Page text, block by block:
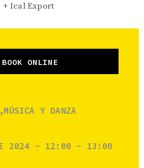
+ Ical Export
BOOK ONLINE
Y DANZA
2024 - 12:00 - 13:00